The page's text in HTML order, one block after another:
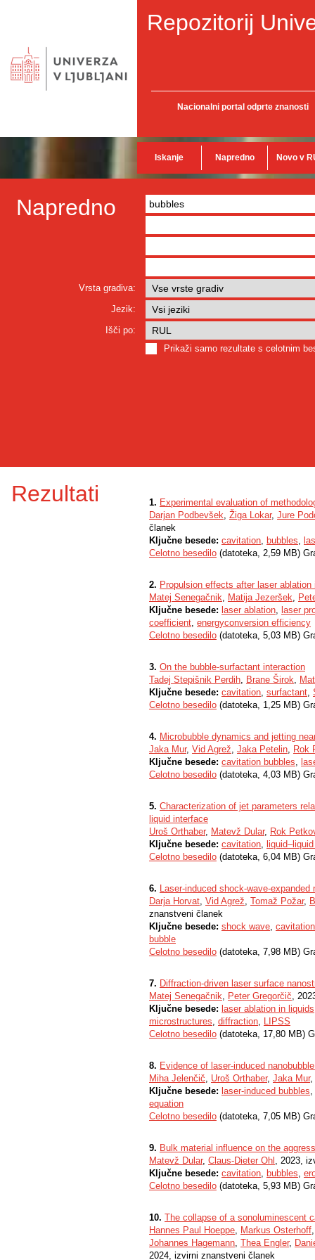
Repozitorij
Nacionalni portal odprte znanosti
Iskanje Napredno Novo v
Napredno
Vrsta gradiva:
Jezik:
Išči po:
Prikaži samo rezultate s celotnim
Rezultati 1. Experimental evaluation of
Darjan Podbevšek, Žiga Lokar, Jure
članek
Ključne besede: cavitation, bubbles,
Celotno besedilo (datoteka, 2,59 MB)
2. Propulsion effects after laser
Matej Senegačnik, Matija Jezeršek,
Ključne besede: laser ablation, laser
coefficient, energyconversion efficiency
Celotno besedilo (datoteka, 5,03 MB)
3. On the bubble-surfactant interaction
Tadej Stepišnik Perdih, Brane Širok,
Ključne besede: cavitation, surfactant,
Celotno besedilo (datoteka, 1,25 MB)
4. Microbubble dynamics and jetting
Jaka Mur, Vid Agrež, Jaka Petelin, Rok
Ključne besede: cavitation bubbles,
Celotno besedilo (datoteka, 4,03 MB)
5. Characterization of jet parameters
liquid interface
Uroš Orthaber, Matevž Dular, Rok
Ključne besede: cavitation,
Celotno besedilo (datoteka, 6,04 MB)
6. Laser-induced shock-wave-
Darja Horvat, Vid Agrež, Tomaž Požar,
znanstveni članek
Ključne besede: shock wave,
bubble
Celotno besedilo (datoteka, 7,98 MB)
7. Diffraction-driven laser surface
Matej Senegačnik, Peter Gregorčič,
Ključne besede: laser ablation in liquids
microstructures, diffraction, LIPSS
Celotno besedilo (datoteka, 17,80 MB)
8. Evidence of laser-induced
Miha Jelenčič, Uroš Orthaber, Jaka Mur,
Ključne besede: laser-induced bubbles,
equation
Celotno besedilo (datoteka, 7,05 MB)
9. Bulk material influence on the
Matevž Dular, Claus-Dieter Ohl , 2023,
Ključne besede: cavitation, bubbles,
Celotno besedilo (datoteka, 5,93 MB)
10. The collapse of a sonoluminescent
Hannes Paul Hoeppe, Markus Osterhoff
Johannes Hagemann, Thea Engler,
2024, izvirni znanstveni članek